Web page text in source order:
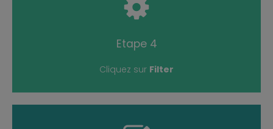
Etape 4
Cliquez sur Filter